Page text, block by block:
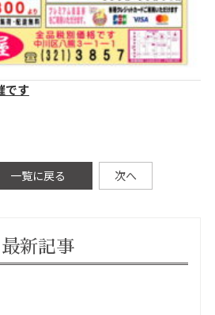
一覧に戻る 次へ
最新記事